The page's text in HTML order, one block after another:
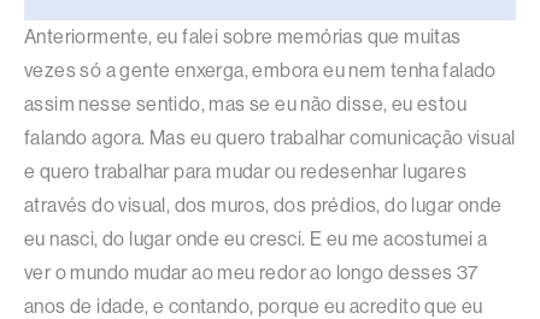
Anteriormente, eu falei sobre memórias que muitas
vezes só a gente enxerga, embora eu nem tenha falado
assim nesse sentido, mas se eu não disse, eu estou
falando agora. Mas eu quero trabalhar comunicação visual
e quero trabalhar para mudar ou redesenhar lugares
através do visual, dos muros, dos prédios, do lugar onde
eu nasci, do lugar onde eu cresci. E eu me acostumei a
ver o mundo mudar ao meu redor ao longo desses 37
anos de idade, e contando, porque eu acredito que eu